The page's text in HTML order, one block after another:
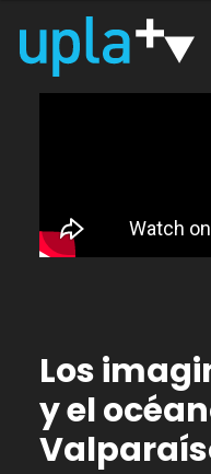
Los
y el